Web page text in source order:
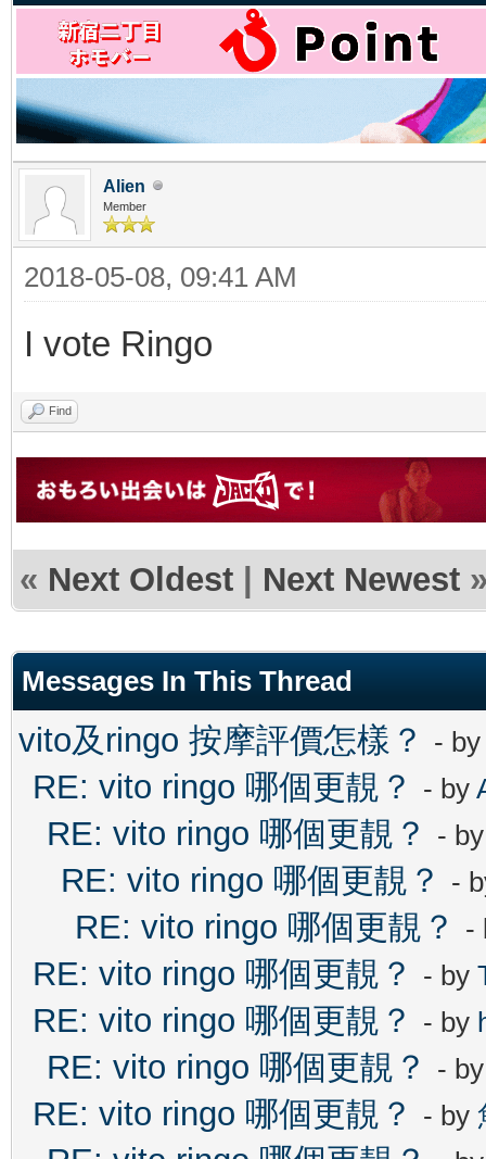
Alien
Member
2018-05-08, 09:41 AM
I vote Ringo
Find
« Next Oldest | Next Newest
Messages In This Thread
vito及ringo 按摩評價怎樣？ -
RE: vito ringo 哪個更靚？ - by
RE: vito ringo 哪個更靚？ -
RE: vito ringo 哪個更靚？ -
RE: vito ringo 哪個更靚？ -
RE: vito ringo 哪個更靚？ - by
RE: vito ringo 哪個更靚？ - by
RE: vito ringo 哪個更靚？ -
RE: vito ringo 哪個更靚？ - by